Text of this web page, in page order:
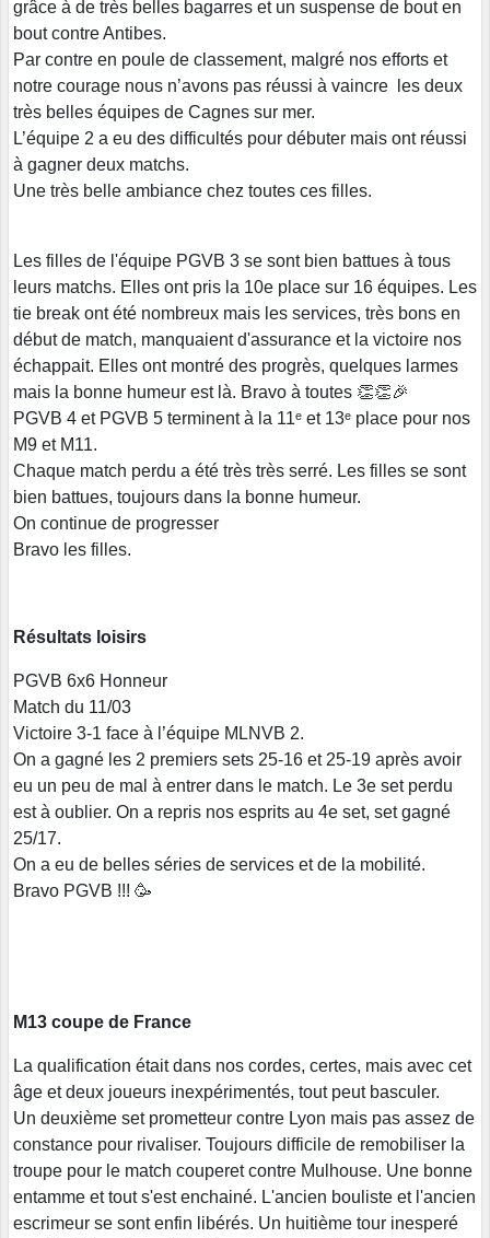
grâce à de très belles bagarres et un suspense de bout en
bout contre Antibes.
Par contre en poule de classement, malgré nos efforts et
notre courage nous n’avons pas réussi à vaincre les deux
très belles équipes de Cagnes sur mer.
L’équipe 2 a eu des difficultés pour débuter mais ont réussi
à gagner deux matchs.
Une très belle ambiance chez toutes ces filles.
Les filles de l'équipe PGVB 3 se sont bien battues à tous
leurs matchs. Elles ont pris la 10e place sur 16 équipes. Les
tie break ont été nombreux mais les services, très bons en
début de match, manquaient d'assurance et la victoire nos
échappait. Elles ont montré des progrès, quelques larmes
mais la bonne humeur est là. Bravo à toutes 👏👏🎉
PGVB 4 et PGVB 5 terminent à la 11ᵉ et 13ᵉ place pour nos
M9 et M11.
Chaque match perdu a été très très serré. Les filles se sont
bien battues, toujours dans la bonne humeur.
On continue de progresser
Bravo les filles.
Résultats loisirs
PGVB 6x6 Honneur
Match du 11/03
Victoire 3-1 face à l’équipe MLNVB 2.
On a gagné les 2 premiers sets 25-16 et 25-19 après avoir
eu un peu de mal à entrer dans le match. Le 3e set perdu
est à oublier. On a repris nos esprits au 4e set, set gagné
25/17.
On a eu de belles séries de services et de la mobilité.
Bravo PGVB !!! 🥳
M13 coupe de France
La qualification était dans nos cordes, certes, mais avec cet
âge et deux joueurs inexpérimentés, tout peut basculer.
Un deuxième set prometteur contre Lyon mais pas assez de
constance pour rivaliser. Toujours difficile de remobiliser la
troupe pour le match couperet contre Mulhouse. Une bonne
entamme et tout s'est enchainé. L'ancien bouliste et l'ancien
escrimeur se sont enfin libérés. Un huitième tour inesperé